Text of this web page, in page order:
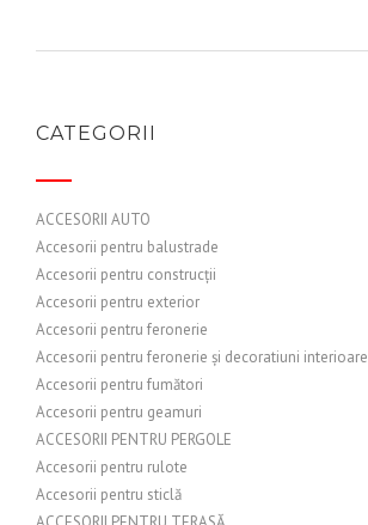
CATEGORII
ACCESORII AUTO
Accesorii pentru balustrade
Accesorii pentru construcții
Accesorii pentru exterior
Accesorii pentru feronerie
Accesorii pentru feronerie și decoratiuni interioare
Accesorii pentru fumători
Accesorii pentru geamuri
ACCESORII PENTRU PERGOLE
Accesorii pentru rulote
Accesorii pentru sticlă